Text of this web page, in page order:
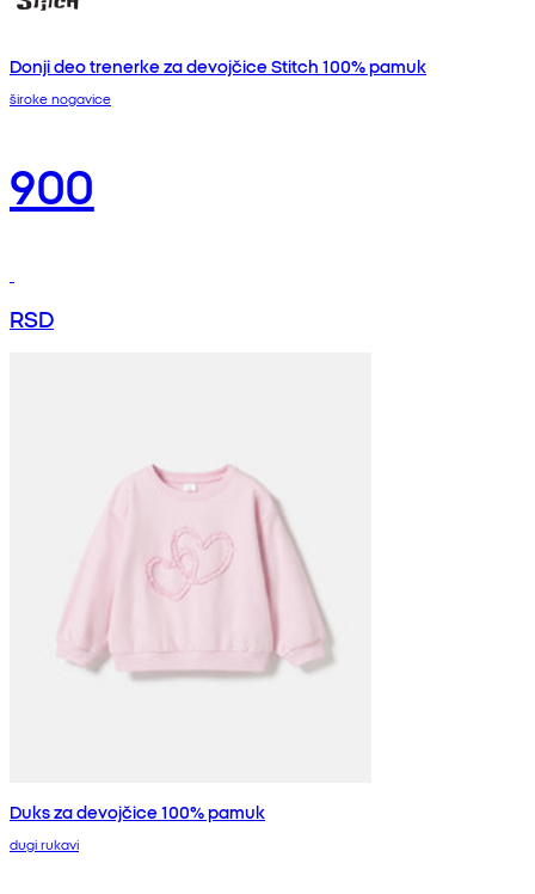
Donji deo trenerke za devojčice Stitch 100% pamuk
široke nogavice
900
RSD
Duks za devojčice 100% pamuk
dugi rukavi